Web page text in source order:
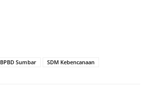
BPBD Sumbar SDM Kebencanaan